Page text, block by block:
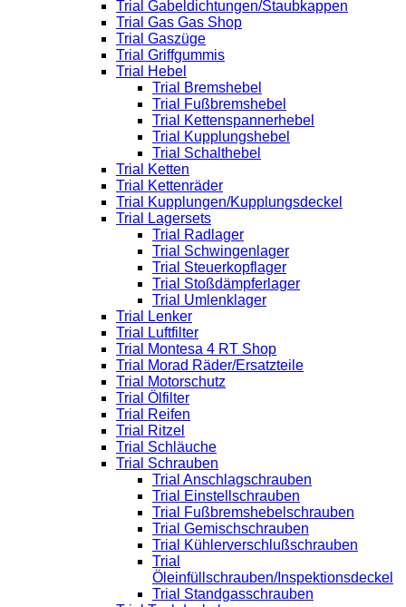
Trial Gabeldichtungen/Staubkappen
Trial Gas Gas Shop
Trial Gaszüge
Trial Griffgummis
Trial Hebel
Trial Bremshebel
Trial Fußbremshebel
Trial Kettenspannerhebel
Trial Kupplungshebel
Trial Schalthebel
Trial Ketten
Trial Kettenräder
Trial Kupplungen/Kupplungsdeckel
Trial Lagersets
Trial Radlager
Trial Schwingenlager
Trial Steuerkopflager
Trial Stoßdämpferlager
Trial Umlenklager
Trial Lenker
Trial Luftfilter
Trial Montesa 4 RT Shop
Trial Morad Räder/Ersatzteile
Trial Motorschutz
Trial Ölfilter
Trial Reifen
Trial Ritzel
Trial Schläuche
Trial Schrauben
Trial Anschlagschrauben
Trial Einstellschrauben
Trial Fußbremshebelschrauben
Trial Gemischschrauben
Trial Kühlerverschlußschrauben
Trial
Öleinfüllschrauben/Inspektionsdeckel
Trial Standgasschrauben